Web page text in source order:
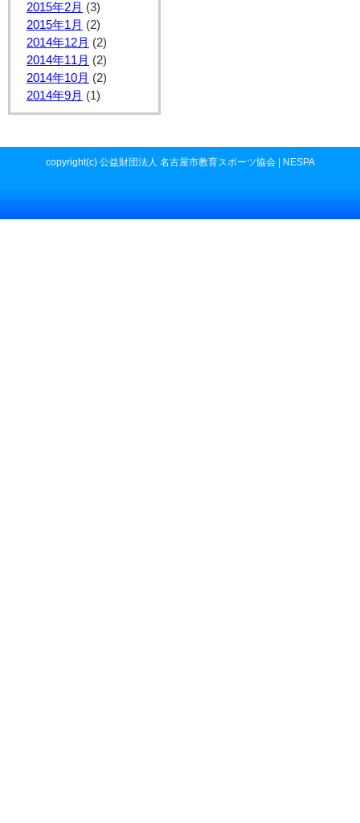
2015年2月 (3)
2015年1月 (2)
2014年12月 (2)
2014年11月 (2)
2014年10月 (2)
2014年9月 (1)
copyright(c) 公益財団法人 名古屋市教育スポーツ協会 | NESPA